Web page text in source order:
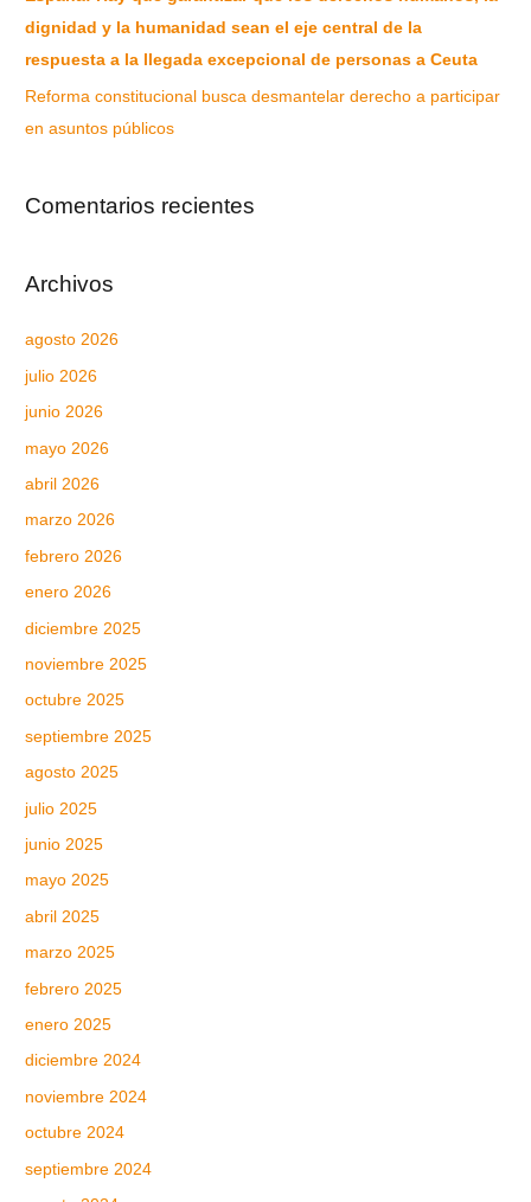
dignidad y la humanidad sean el eje central de la
respuesta a la llegada excepcional de personas a Ceuta
Reforma constitucional busca desmantelar derecho a participar
en asuntos públicos
Comentarios recientes
Archivos
agosto 2026
julio 2026
junio 2026
mayo 2026
abril 2026
marzo 2026
febrero 2026
enero 2026
diciembre 2025
noviembre 2025
octubre 2025
septiembre 2025
agosto 2025
julio 2025
junio 2025
mayo 2025
abril 2025
marzo 2025
febrero 2025
enero 2025
diciembre 2024
noviembre 2024
octubre 2024
septiembre 2024